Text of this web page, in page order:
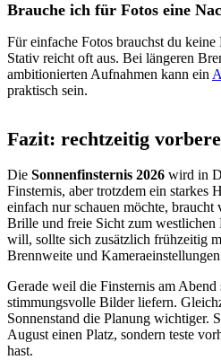
Brauche ich für Fotos eine
Für einfache Fotos brauchst du
Stativ reicht oft aus. Bei längeren
ambitionierten Aufnahmen kann ein
praktisch sein.
Fazit: rechtzeitig
Die Sonnenfinsternis 2026 wird in
Finsternis, aber trotzdem ein starkes
einfach nur schauen möchte,
Brille und freie Sicht zum
will, sollte sich zusätzlich frühzeitig
Brennweite und
Gerade weil die Finsternis am Abend
stimmungsvolle Bilder liefern.
Sonnenstand die Planung wichtiger.
August einen Platz, sondern teste
hast.